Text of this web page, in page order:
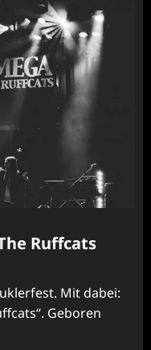
Ruffcats
Mit dabei:
Geboren